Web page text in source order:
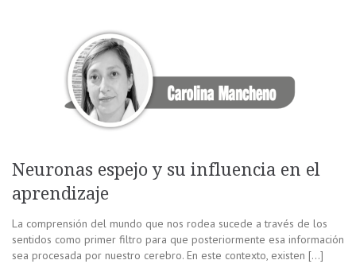
Neuronas espejo y su influencia en el
aprendizaje
La comprensión del mundo que nos rodea sucede a través de los
sentidos como primer filtro para que posteriormente esa información
sea procesada por nuestro cerebro. En este contexto, existen […]